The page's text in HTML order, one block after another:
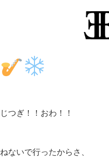
じつぎ！！おわ！！
ねないで行ったからさ、